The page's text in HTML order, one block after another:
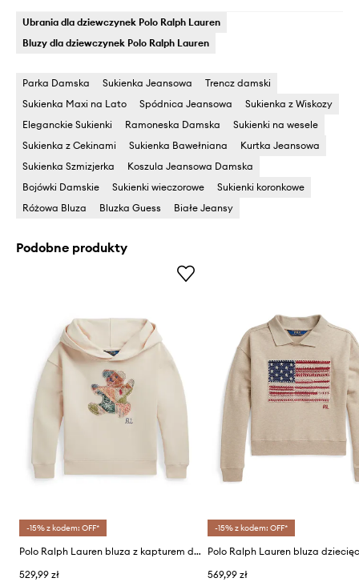
Ubrania dla dziewczynek Polo Ralph Lauren
Bluzy dla dziewczynek Polo Ralph Lauren
Parka Damska Sukienka Jeansowa
Trencz damski
Sukienka Maxi na Lato
Spódnica Jeansowa
Sukienka z Wiskozy
Eleganckie Sukienki
Ramoneska Damska
Sukienki na wesele
Sukienka z Cekinami
Sukienka Bawełniana
Kurtka Jeansowa
Sukienka Szmizjerka
Koszula Jeansowa Damska
Bojówki Damskie
Sukienki wieczorowe
Sukienki koronkowe
Różowa Bluza
Bluzka Guess Białe Jeansy
Podobne produkty
-15% z kodem: OFF*
Polo Ralph Lauren bluza z kapturem dziecięca bawełniana
529,99 zł
-15% z kodem: OFF*
Polo Ralph Lauren bluza
569,99 zł